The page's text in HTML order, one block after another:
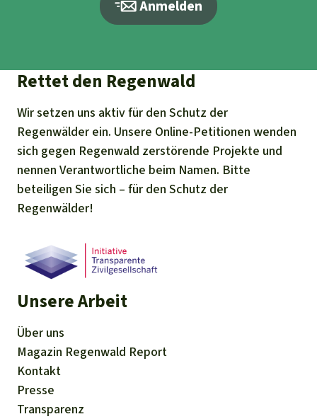
Anmelden
Rettet den Regenwald
Wir setzen uns aktiv für den Schutz der
Regenwälder ein. Unsere Online-Petitionen wenden
sich gegen Regenwald zerstörende Projekte und
nennen Verantwortliche beim Namen. Bitte
beteiligen Sie sich – für den Schutz der
Regenwälder!
Unsere Arbeit
Über uns
Magazin Regenwald Report
Kontakt
Presse
Transparenz